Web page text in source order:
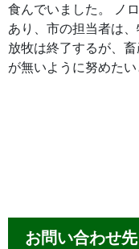
食んでいました。 ノ
あり、市の担当者は
放牧は終了するが、
が無いように努めたい
お問い合わせ先